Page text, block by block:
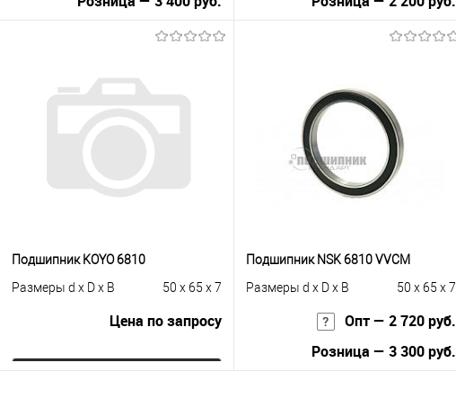
Купить в 1 клик
К сравнению
В избранное
В наличии
Купить в 1 клик
К сравнению
В избранное
В наличии
Подшипник KOYO 6810
Размеры d x D x B
50 x 65 x 7
Цена по запросу
Подшипник NSK 6810 VVCM
Размеры d x D x B
50 x 65 x 7
Опт — 2 720 руб.
Розница — 3 300 руб.